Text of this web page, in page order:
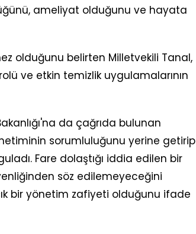
ameliyat olduğunu ve hayata
olduğunu belirten Milletvekili Tanal,
ve etkin temizlik uygulamalarının
da çağrıda bulunan
sorumluluğunu yerine getirip
Fare dolaştığı iddia edilen bir
söz edilemeyeceğini
bir yönetim zafiyeti olduğunu ifade